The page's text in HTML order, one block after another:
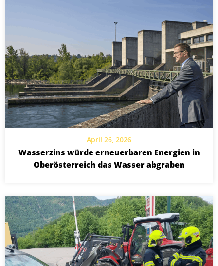
April 26, 2026
Wasserzins würde erneuerbaren Energien in
Oberösterreich das Wasser abgraben